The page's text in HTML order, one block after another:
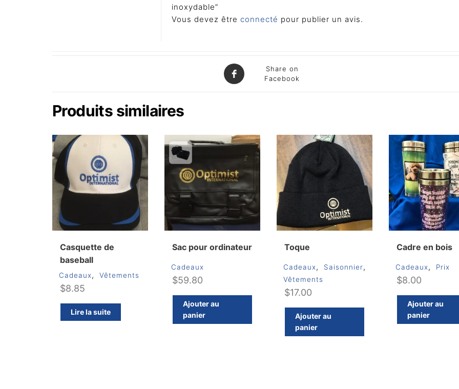
inoxydable”
Vous devez être connecté pour publier un avis.
Share on
Facebook
Produits similaires
Casquette de
baseball
Cadeaux, Vêtements
$8.85
Lire la suite
Sac pour ordinateur
Cadeaux
$59.80
Ajouter au
panier
Toque
Cadeaux, Saisonnier,
Vêtements
$17.00
Ajouter au
panier
Cadre en bois
Cadeaux, Prix
$8.00
Ajouter au
panier